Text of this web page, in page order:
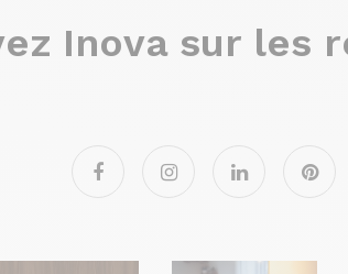
Inova sur les